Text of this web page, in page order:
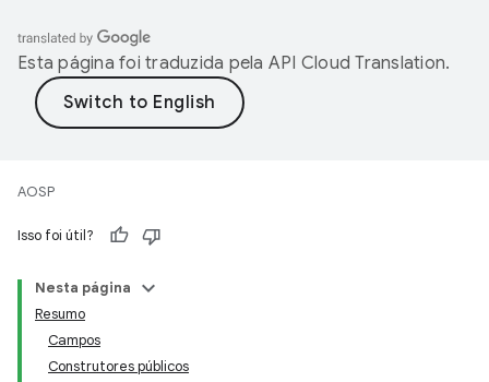
Esta página foi traduzida pela API Cloud Translation.
AOSP
Isso foi útil?
Nesta página
Resumo
Campos
Construtores públicos